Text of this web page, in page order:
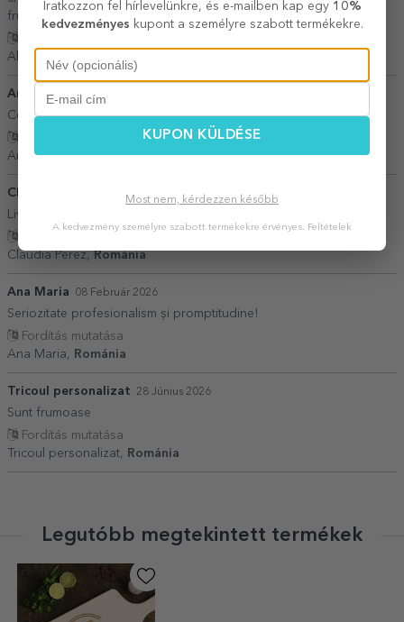
frumos.
Alina,
Ana Bolocan 15 Március 2026
Colaborare foarte buna. Expediere rapida
Ana Bolocan,Románia
Claudia Perez 03 Július 2026
Livrare prompta, comunicare excelenta!
Claudia Perez,
Románia
Ana Maria 08 Február 2026
Seriozitate profesionalism și promptitudine!
Fordítás mutatása
Ana Maria,
Románia
Tricoul personalizat 28 Június 2026
Sunt frumoase
Fordítás mutatása
Tricoul personalizat,
Románia
Legutóbb megtekintett termékek
Iratkozzon fel hírlevelünkre, és e-mailben kap egy 10%
kedvezményes kupont a személyre szabott termékekre.
KUPON KÜLDÉSE
Most nem, kérdezzen később
A kedvezmény személyre szabott termékekre érvényes. Feltételek